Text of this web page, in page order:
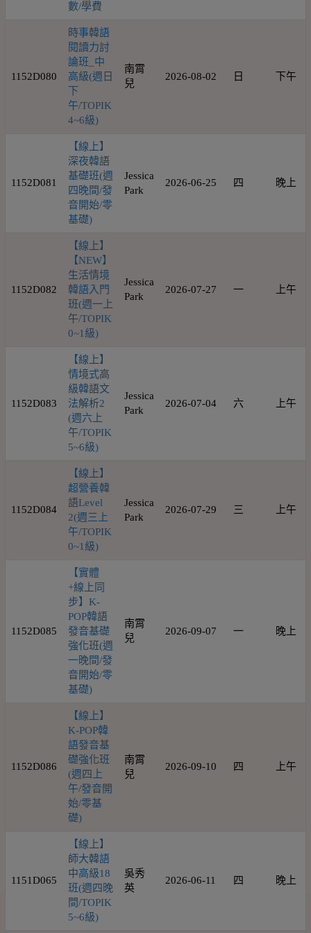
數/學費
1152D080
時事韓語
閱讀力討
論班_中
高級(週日
下
午/TOPIK
4~6級)
南霄
兒
2026-08-02 日 下午
1152D081
【線上】
深夜韓語
基礎班(週
四晚間/發
音開始/零
基礎)
Jessica
Park
2026-06-25 四 晚上
1152D082
【線上】
【NEW】
生活情境
韓語入門
班(週一上
午/TOPIK
0~1級)
Jessica
Park
2026-07-27 一 上午
1152D083
【線上】
情境式高
級韓語文
法解析2
(週六上
午/TOPIK
5~6級)
Jessica
Park
2026-07-04 六 上午
1152D084
【線上】
超營養韓
語Level
2(週三上
午/TOPIK
0~1級)
Jessica
Park
2026-07-29 三 上午
1152D085
【實體
+線上同
步】K-
POP韓語
發音基礎
強化班(週
一晚間/發
音開始/零
基礎)
南霄
兒
2026-09-07 一 晚上
1152D086
【線上】
K-POP韓
語發音基
礎強化班
(週四上
午/發音開
始/零基
礎)
南霄
兒
2026-09-10 四 上午
1151D065
【線上】
師大韓語
中高級18
班(週四晚
間/TOPIK
5~6級)
吳秀
英
2026-06-11 四 晚上